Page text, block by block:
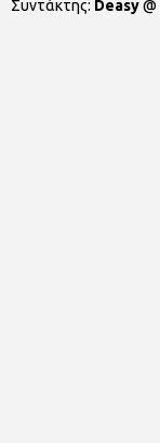
Συντάκτης: Deasy@